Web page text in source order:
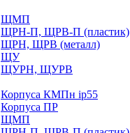
ЩМП
ЩРН-П, ЩРВ-П (пластик)
ЩРН, ЩРВ (металл)
ЩУ
ЩУРН, ЩУРВ
Корпуса КМПн ip55
Корпуса ПР
ЩМП